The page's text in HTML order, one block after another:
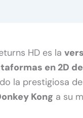
HD es la
en 2D
la prestigiosa
Kong a su